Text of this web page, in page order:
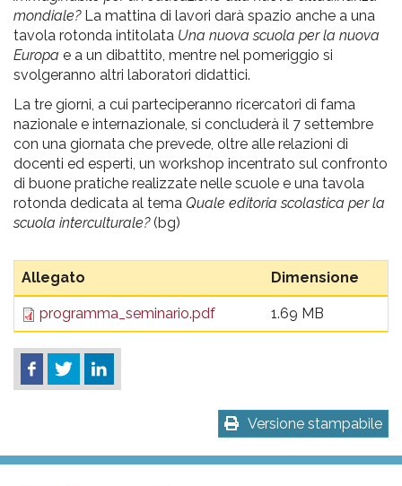
mondiale?La mattina di lavori darà spazio anche a una
tavola rotonda intitolata Una nuova scuola per la nuova
Europa e a un dibattito, mentre nel pomeriggio si
svolgeranno altri laboratori didattici.
La tre giorni, a cui parteciperanno ricercatori di fama
nazionale e internazionale, si concluderà il 7 settembre
con una giornata che prevede, oltre alle relazioni di
docenti ed esperti, un workshop incentrato sul confronto
di buone pratiche realizzate nelle scuole e una tavola
rotonda dedicata al tema Quale editoria scolastica per la
scuola interculturale?(bg)
Allegato Dimensione
programma_seminario.pdf 1.69 MB
Versione stampabile